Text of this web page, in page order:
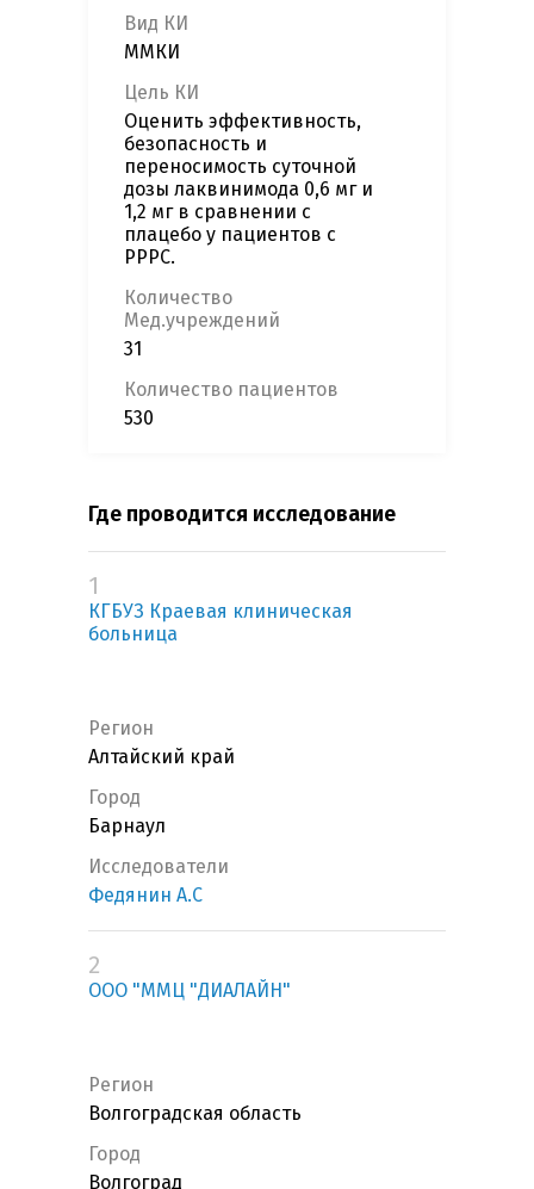
Вид КИ
ММКИ
Цель КИ
Оценить эффективность,
безопасность и
переносимость суточной
дозы лаквинимода 0,6 мг и
1,2 мг в сравнении с
плацебо у пациентов с
РРРС.
Количество
Мед.учреждений
31
Количество пациентов
530
Где проводится исследование
1
КГБУЗ Краевая клиническая
больница
Регион
Алтайский край
Город
Барнаул
Исследователи
Федянин А.С
2
ООО "ММЦ "ДИАЛАЙН"
Регион
Волгоградская область
Город
Волгоград